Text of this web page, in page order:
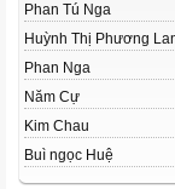
Phan Tú Nga
Huỳnh Thị Phương
Phan Nga
Năm Cự
Kim Chau
Buì ngọc Huệ